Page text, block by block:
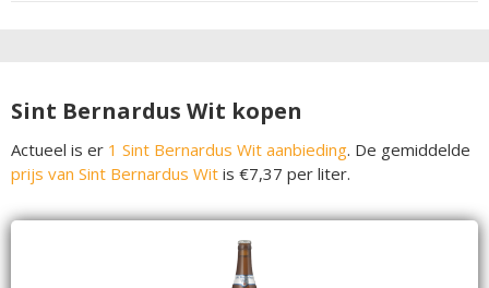
Sint Bernardus Wit kopen
Actueel is er 1 Sint Bernardus Wit aanbieding. De gemiddelde
prijs van Sint Bernardus Wit is €7,37 per liter.